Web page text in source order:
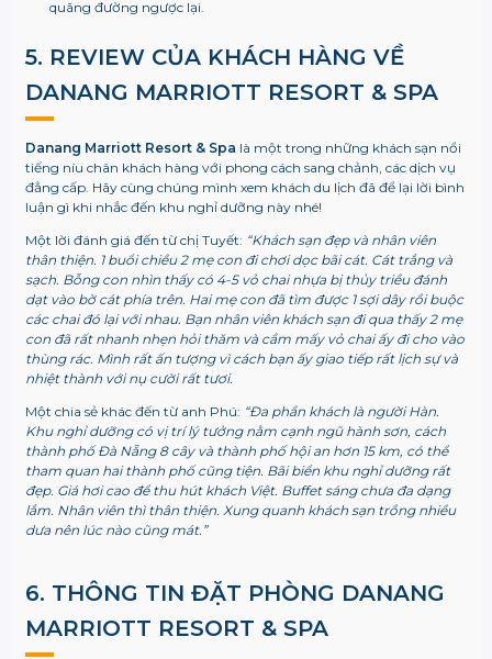
quãng đường ngược lại.
5. REVIEW CỦA KHÁCH HÀNG VỀ
DANANG MARRIOTT RESORT & SPA
Danang Marriott Resort & Spa là một trong những khách sạn nổi
tiếng níu chân khách hàng với phong cách sang chảnh, các dịch vụ
đẳng cấp. Hãy cùng chúng mình xem khách du lịch đã để lại lời bình
luận gì khi nhắc đến khu nghỉ dưỡng này nhé!
Một lời đánh giá đến từ chị Tuyết: “Khách sạn đẹp và nhân viên
thân thiện. 1 buổi chiều 2 mẹ con đi chơi dọc bãi cát. Cát trắng và
sạch. Bỗng con nhìn thấy có 4-5 vỏ chai nhựa bị thủy triều đánh
dạt vào bờ cát phía trên. Hai mẹ con đã tìm được 1 sợi dây rồi buộc
các chai đó lại với nhau. Bạn nhân viên khách sạn đi qua thấy 2 mẹ
con đã rất nhanh nhẹn hỏi thăm và cầm mấy vỏ chai ấy đi cho vào
thùng rác. Mình rất ấn tượng vì cách bạn ấy giao tiếp rất lịch sự và
nhiệt thành với nụ cười rất tươi.
Một chia sẻ khác đến từ anh Phú: “Đa phần khách là người Hàn.
Khu nghỉ dưỡng có vị trí lý tưởng nằm cạnh ngũ hành sơn, cách
thành phố Đà Nẵng 8 cây và thành phố hội an hơn 15 km, có thể
tham quan hai thành phố cũng tiện. Bãi biển khu nghỉ dưỡng rất
đẹp. Giá hơi cao để thu hút khách Việt. Buffet sáng chưa đa dạng
lắm. Nhân viên thì thân thiện. Xung quanh khách sạn trồng nhiều
dưa nên lúc nào cũng mát.”
6. THÔNG TIN ĐẶT PHÒNG DANANG
MARRIOTT RESORT & SPA